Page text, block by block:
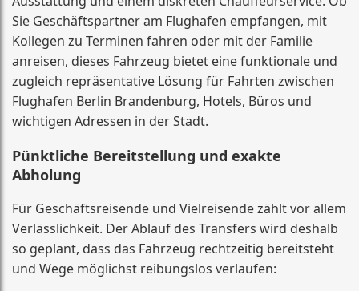
Sie Geschäftspartner am Flughafen empfangen, mit
Kollegen zu Terminen fahren oder mit der Familie
anreisen, dieses Fahrzeug bietet eine funktionale und
zugleich repräsentative Lösung für Fahrten zwischen
Flughafen Berlin Brandenburg, Hotels, Büros und
wichtigen Adressen in der Stadt.
Pünktliche Bereitstellung und exakte
Abholung
Für Geschäftsreisende und Vielreisende zählt vor allem
Verlässlichkeit. Der Ablauf des Transfers wird deshalb
so geplant, dass das Fahrzeug rechtzeitig bereitsteht
und Wege möglichst reibungslos verlaufen: